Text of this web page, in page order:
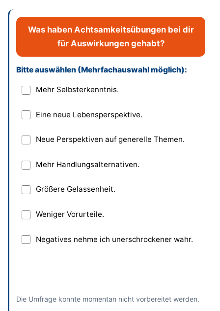
Was haben Achtsamkeitsübungen bei dir
für Auswirkungen gehabt?
Dieses Feld bitte leer lassen
Bitte auswählen (Mehrfachauswahl möglich):
Mehr Selbsterkenntnis.
Eine neue Lebensperspektive.
Neue Perspektiven auf generelle Themen.
Mehr Handlungsalternativen.
Größere Gelassenheit.
Weniger Vorurteile.
Negatives nehme ich unerschrockener wahr.
Die Umfrage konnte momentan nicht vorbereitet werden.